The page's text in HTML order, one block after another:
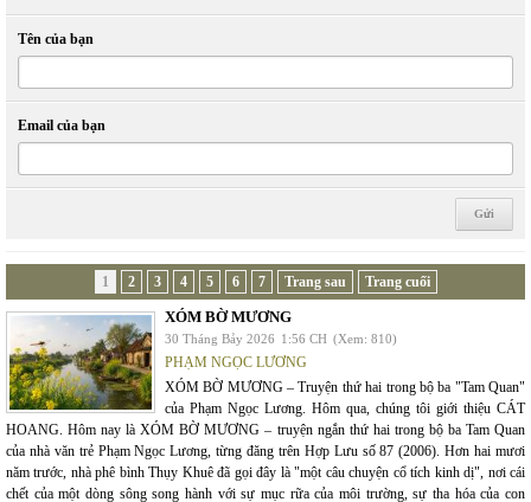
Tên của bạn
Email của bạn
1 2 3 4 5 6 7 Trang sau Trang cuối
XÓM BỜ MƯƠNG
30 Tháng Bảy 2026 1:56 CH (Xem: 810)
PHẠM NGỌC LƯƠNG
XÓM BỜ MƯƠNG – Truyện thứ hai trong bộ ba "Tam Quan"
của Phạm Ngọc Lương. Hôm qua, chúng tôi giới thiệu CÁT
HOANG. Hôm nay là XÓM BỜ MƯƠNG – truyện ngắn thứ hai trong bộ ba Tam Quan
của nhà văn trẻ Phạm Ngọc Lương, từng đăng trên Hợp Lưu số 87 (2006). Hơn hai mươi
năm trước, nhà phê bình Thụy Khuê đã gọi đây là "một câu chuyện cổ tích kinh dị", nơi cái
chết của một dòng sông song hành với sự mục rữa của môi trường, sự tha hóa của con